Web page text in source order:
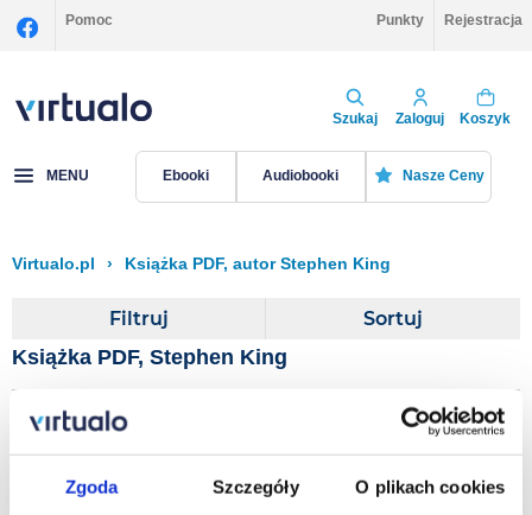
Zgoda Szczegóły O plikach cookies
Pomoc Punkty Rejestracja
Szukaj Zaloguj Koszyk
MENU Ebooki Audiobooki Nasze Ceny
Virtualo.pl › Książka PDF, autor Stephen King
Filtruj Sortuj
Książka PDF, Stephen King
Amerykański koszmar.
Bastion. Tom 2
Stephen King